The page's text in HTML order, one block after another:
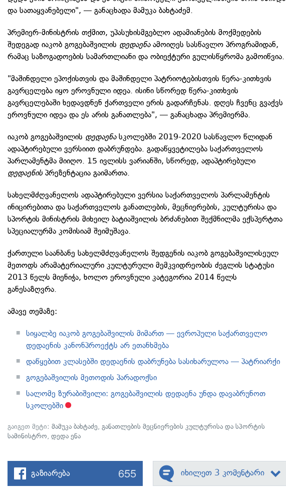
და სათაყვანებელი", — განაცხადა მამუკა ბახტაძემ.
პრემიერ-მინისტრის თქმით, უპასუხისმგებლო ადამიანების მოქმედების
შედეგად იაკობ გოგებაშვილის დედაენაამოიღეს სასწავლო პროგრამიდან,
რამაც საზოგადოების სამართლიანი და ობიექტური გულისწყრომა გამოიწვია.
"მაშინდელი ეპოქისთვის და მაშინდელი პატრიოტებისთვის წერა-კითხვის
გავრცელება იყო ეროვნული იდეა. ისინი სწორედ წერა-კითხვის
გავრცელებაში ხედავდნენ ქართველი ერის გადარჩენას. დღეს ჩვენც გვაქვს
ეროვნული იდეა და ეს არის განათლება", — განაცხადა პრემიერმა.
იაკობ გოგებაშვილის დედაენასკოლებში 2019-2020 სასწავლო წლიდან
ადაპტირებული ვერსიით დაბრუნდება. გადაწყვეტილება საქართველოს
პარლამენტმა მიიღო. 15 ივლისს ვარიანში, სწორედ, ადაპტირებული
დედაენისპრეზენტაცია გაიმართა.
სახელმძღვანელოს ადაპტირებული ვერსია საქართველოს პარლამენტის
ინიცირებითა და საქართველოს განათლების, მეცნიერების, კულტურისა და
სპორტის მინისტრის მიხეილ ბატიაშვილის ბრძანებით შექმნილმა ექსპერტთა
სპეციალურმა კომისიამ შეიმუშავა.
ქართული საანბანე სახელმძღვანელოს შედგენის იაკობ გოგებაშვილისეულ
მეთოდს არამატერიალური კულტურული მემკვიდრეობის ძეგლის სტატუსი
2013 წელს მიენიჭა, ხოლო ეროვნული კატეგორია 2014 წელს
განესაზღვრა.
ამავე თემაზე:
სიყალბე იაკობ გოგებაშვილის მიმართ — ევროპული საქართველო
დედაენის კანონპროექტს არ ეთანხმება
დაწყებით კლასებში დედაენის დაბრუნება სასიხარულოა — პატრიარქი
გოგებაშვილის მეთოდის პარადოქსი
სალომე ზურაბიშვილი: გოგებაშვილის დედაენა უნდა დავაბრუნოთ
სკოლებში
გაიგეთ მეტი:მამუკა ბახტაძე,განათლების მეცნიერების კულტურისა და სპორტის
სამინისტრო,დედა ენა
გაზიარება 655 იხილეთ 3 კომენტარი